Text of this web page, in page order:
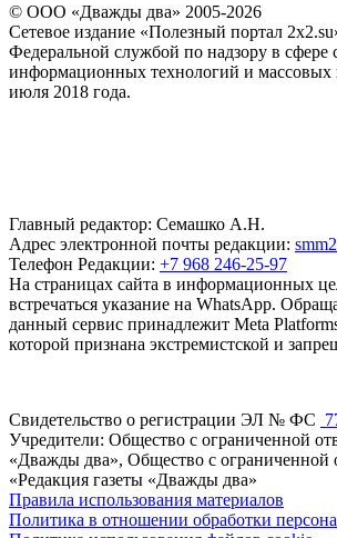
© ООО «Дважды два» 2005-2026
Сетевое издание «Полезный портал
Федеральной службой по надзору в сфере
информационных технологий и
июля 2018 года.
Главный редактор: Семашко А.Н.
Адрес электронной почты редакции:
Телефон Редакции: +7 968 246-25-97
На страницах сайта в информационных
встречаться указание на WhatsApp.
данный сервис принадлежит Meta
которой признана экстремистской и
Свидетельство о регистрации ЭЛ № ФС
Учредители: Общество с ограниченной
«Дважды два», Общество с ограниченной
«Редакция газеты «Дважды два»
Правила использования материалов
Политика в отношении обработки